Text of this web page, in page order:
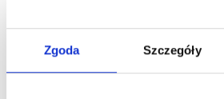
Zgoda Szczegóły
Cebulę z czosnkiem ułóż w
połóż ćwiartki z kurczaka, a na mięsie
piekarnika nagrzanego do 180°C i
ugotuj al dente według przepisu na